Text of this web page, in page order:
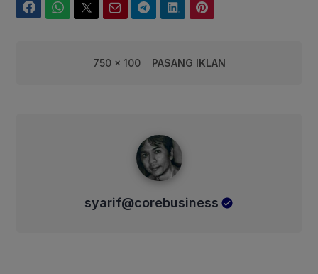
750 x 100 PASANG IKLAN
syarif@corebusiness